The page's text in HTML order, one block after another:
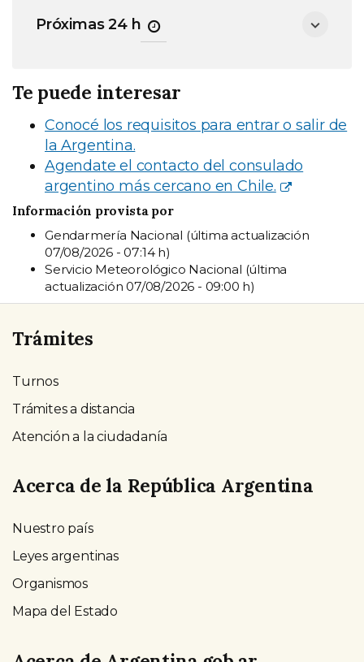
Próximas 24 h
Te puede interesar
Conocé los requisitos para entrar o salir de
la Argentina.
Agendate el contacto del consulado
argentino más cercano en Chile.
Información provista por
Gendarmería Nacional (última actualización
07/08/2026 - 07:14 h)
Servicio Meteorológico Nacional (última
actualización 07/08/2026 - 09:00 h)
Trámites
Turnos
Trámites a distancia
Atención a la ciudadanía
Acerca de la República Argentina
Nuestro país
Leyes argentinas
Organismos
Mapa del Estado